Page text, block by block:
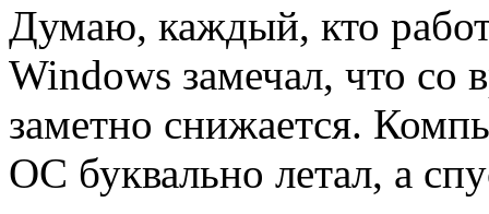
Думаю, каждый, кто
Windows замечал, что со
заметно снижается.
ОС буквально летал, а